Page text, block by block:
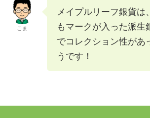
こま
メイプルリーフ銀貨は
もマークが入った派生
でコレクション性があ
うです！